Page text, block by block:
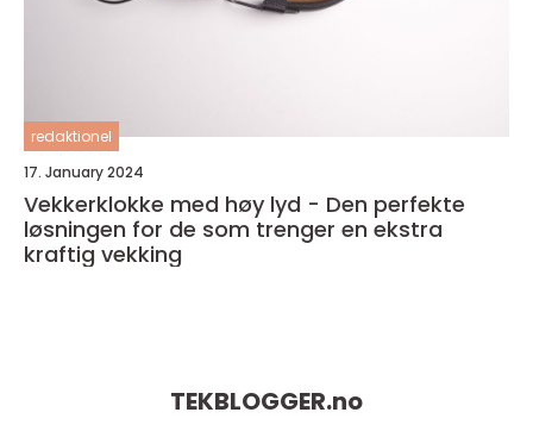
redaktionel
17. January 2024
Vekkerklokke med høy lyd - Den perfekte
løsningen for de som trenger en ekstra
kraftig vekking
TEKBLOGGER.no